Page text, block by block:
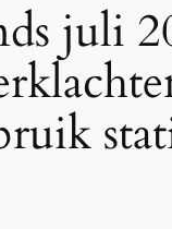
juli